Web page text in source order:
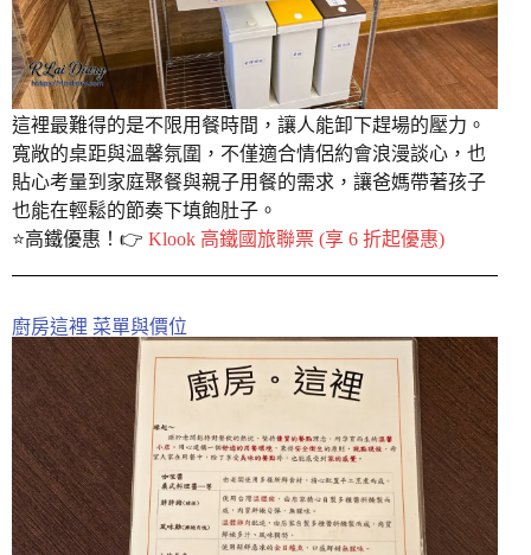
這裡最難得的是不限用餐時間，讓人能卸下趕場的壓力。
寬敞的桌距與溫馨氛圍，不僅適合情侶約會浪漫談心，也
貼心考量到家庭聚餐與親子用餐的需求，讓爸媽帶著孩子
也能在輕鬆的節奏下填飽肚子。
⭐️高鐵優惠！👉 Klook 高鐵國旅聯票 (享 6 折起優惠)
廚房這裡 菜單與價位